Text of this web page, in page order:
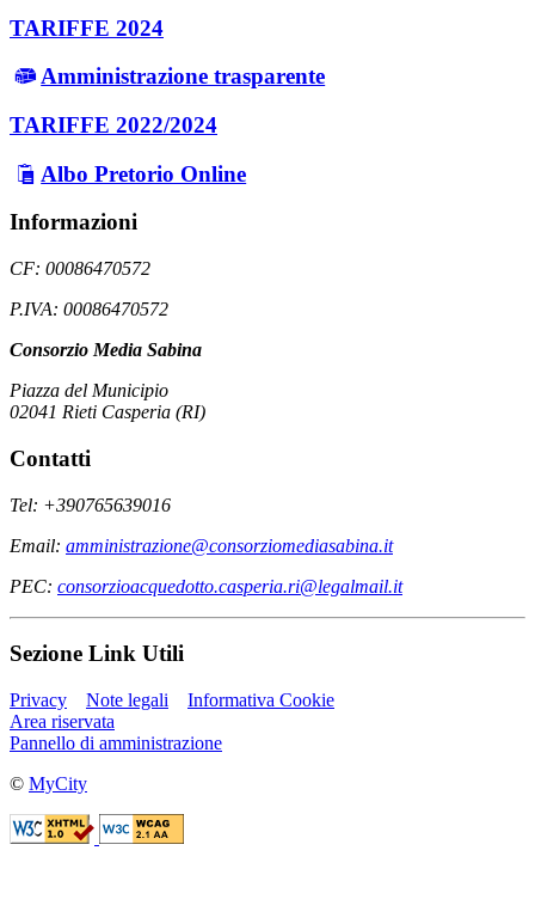
TARIFFE 2024
Amministrazione trasparente
TARIFFE 2022/2024
Albo Pretorio Online
Informazioni
CF: 00086470572
P.IVA: 00086470572
Consorzio Media Sabina
Piazza del Municipio
02041 Rieti Casperia (RI)
Contatti
Tel: +390765639016
Email: amministrazione@consorziomediasabina.it
PEC: consorzioacquedotto.casperia.ri@legalmail.it
Sezione Link Utili
Privacy Note legali
Informativa Cookie
Area riservata
Pannello di amministrazione
© MyCity